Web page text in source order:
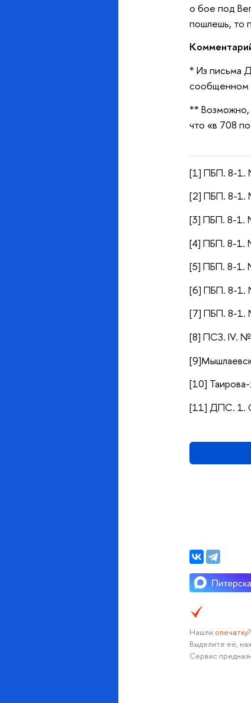
о бое под
пошлешь, то
* Из письма
сообщенном
** Возможно,
что «в 708
[1] ПБП. 8-1.
[2] ПБП. 8-1.
[3] ПБП. 8-1.
[4] ПБП. 8-1.
[5] ПБП. 8-1.
[6] ПБП. 8-1.
[7] ПБП. 8-1.
[8] ПСЗ. IV.
[10]
[11] ДПС. 1.
Нашли опечатку?
Выделите её,
Сервис